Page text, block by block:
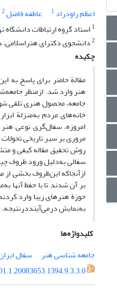
اعظم راودراد 1 عاطفه فاضل2
1 استاد گروه ارتباطات دانشگاه
2دانشجوی دکترای هنراسلامی،
چکیده
مقالة حاضر برای پاسخ به
هنر وارد شد. ازمنظر
جامعه، محصول هنری تلقی
خانه‌های مردم به‌منزلة
امروزه، سفال‌گری نوعی
مروری بر سیر تاریخی
روش تحقیق مقاله کیفی و
سفالی به‌دلیل ورود ظروف
ازآنجاکه این‌ظروف بخشی از
بر آن شدند تا با حفظ آنها
حوزة هنرهای زیبا وارد
به‌نمایش درمی‌‌آینددرنتیجه،
کلیدواژه‌ها
جامعه شناسی هنر
سفال